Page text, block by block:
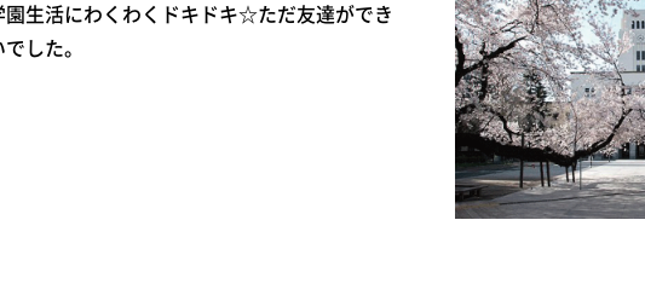
園生活にわくわくドキドキ☆ただ友達ができ
した。